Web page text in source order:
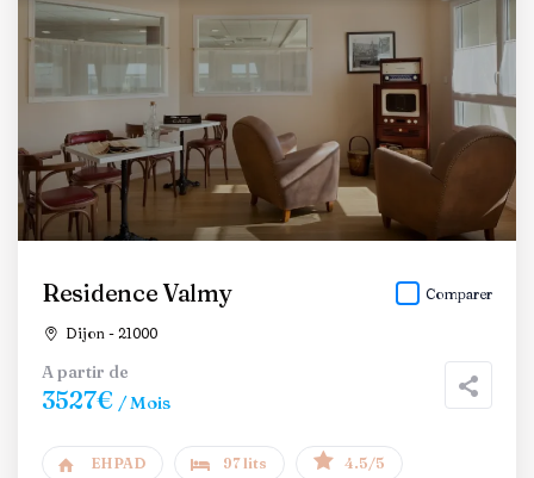
Residence Valmy
Dijon - 21000
Comparer
A partir de
3527€ / Mois
EHPAD 97 lits 4.5/5